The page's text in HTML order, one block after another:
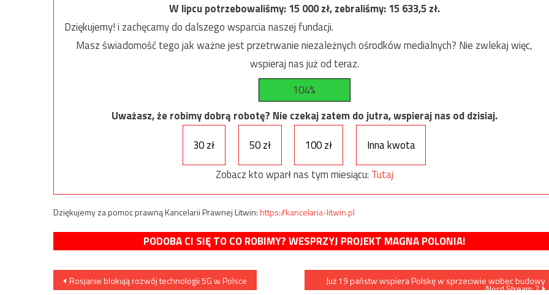
W lipcu potrzebowaliśmy:15 000zł, zebraliśmy:15 633,5zł.
Dziękujemy! i zachęcamy do dalszego wsparcia naszej fundacji.
Masz świadomość tego jak ważne jest przetrwanie niezależnych ośrodków medialnych? Nie zwlekaj więc,
wspieraj nas już od teraz.
104%
Uważasz, że robimy dobrą robotę? Nie czekaj zatem do jutra, wspieraj nas od dzisiaj.
30 zł
50 zł 100 zł
Inna kwota
Zobacz kto wparł nas tym miesiącu: Tutaj
Dziękujemy za pomoc prawną Kancelarii Prawnej Litwin:https://kancelaria-litwin.pl
PODOBA CI SIĘ TO CO ROBIMY? WESPRZYJ PROJEKT MAGNA POLONIA!
Nawigacja
Rosjanie blokują rozwój technologii 5G w Polsce Już 19 państw wspiera Polskę w sprzeciwie wobec budowy
Nord Stream 2